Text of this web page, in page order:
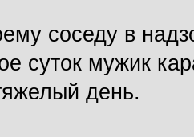
соседу в
суток мужик
день.